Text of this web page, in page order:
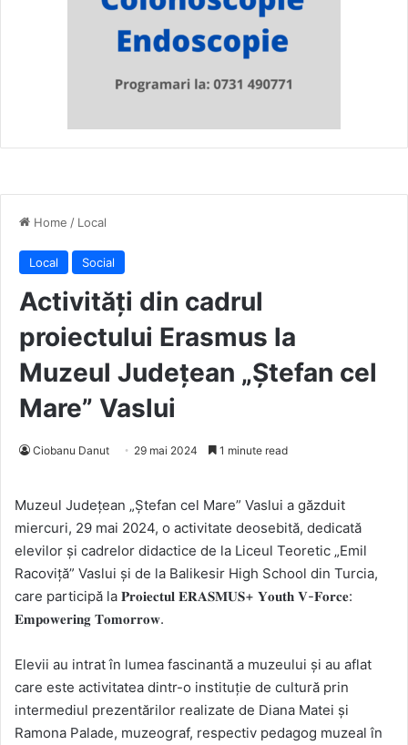
Home / Local
Local Social
Activități din cadrul
proiectului Erasmus la
Muzeul Județean „Ștefan cel
Mare” Vaslui
Ciobanu Danut 29 mai 2024 1 minute read
Muzeul Județean „Ștefan cel Mare” Vaslui a găzduit
miercuri, 29 mai 2024, o activitate deosebită, dedicată
elevilor și cadrelor didactice de la Liceul Teoretic „Emil
Racoviță” Vaslui și de la Balikesir High School din Turcia,
care participă la 𝐏𝐫𝐨𝐢𝐞𝐜𝐭𝐮𝐥 𝐄𝐑𝐀𝐒𝐌𝐔𝐒+ 𝐘𝐨𝐮𝐭𝐡 𝐕-𝐅𝐨𝐫𝐜𝐞:
𝐄𝐦𝐩𝐨𝐰𝐞𝐫𝐢𝐧𝐠 𝐓𝐨𝐦𝐨𝐫𝐫𝐨𝐰.
Elevii au intrat în lumea fascinantă a muzeului și au aflat
care este activitatea dintr-o instituție de cultură prin
intermediul prezentărilor realizate de Diana Matei și
Ramona Palade, muzeograf, respectiv pedagog muzeal în